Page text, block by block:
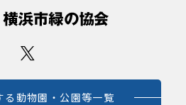
る動物園・公園等一覧